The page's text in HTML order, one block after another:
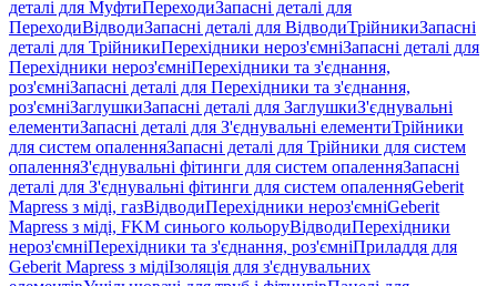
деталі для МуфтиПереходиЗапасні деталі для
ПереходиВідводиЗапасні деталі для ВідводиТрійникиЗапасні
деталі для ТрійникиПерехідники нероз'ємніЗапасні деталі для
Перехідники нероз'ємніПерехідники та з'єднання,
роз'ємніЗапасні деталі для Перехідники та з'єднання,
роз'ємніЗаглушкиЗапасні деталі для ЗаглушкиЗ'єднувальні
елементиЗапасні деталі для З'єднувальні елементиТрійники
для систем опаленняЗапасні деталі для Трійники для систем
опаленняЗ'єднувальні фітинги для систем опаленняЗапасні
деталі для З'єднувальні фітинги для систем опаленняGeberit
Mapress з міді, газВідводиПерехідники нероз'ємніGeberit
Mapress з міді, FKM синього кольоруВідводиПерехідники
нероз'ємніПерехідники та з'єднання, роз'ємніПриладдя для
Geberit Mapress з мідіІзоляція для з'єднувальних